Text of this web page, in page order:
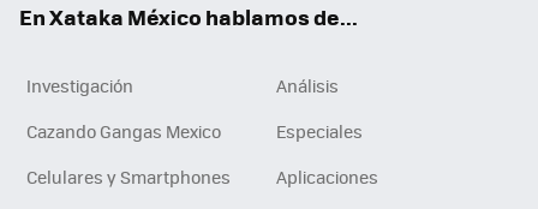
En Xataka México hablamos de...
Investigación
Análisis
Cazando Gangas Mexico
Especiales
Celulares y Smartphones
Aplicaciones